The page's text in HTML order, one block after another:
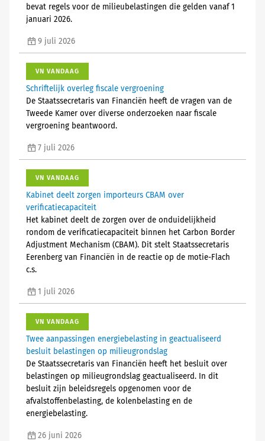
bevat regels voor de milieubelastingen die gelden vanaf 1
januari 2026.
9 juli 2026
VN VANDAAG
Schriftelijk overleg fiscale vergroening
De Staatssecretaris van Financiën heeft de vragen van de
Tweede Kamer over diverse onderzoeken naar fiscale
vergroening beantwoord.
7 juli 2026
VN VANDAAG
Kabinet deelt zorgen importeurs CBAM over
verificatiecapaciteit
Het kabinet deelt de zorgen over de onduidelijkheid
rondom de verificatiecapaciteit binnen het Carbon Border
Adjustment Mechanism (CBAM). Dit stelt Staatssecretaris
Eerenberg van Financiën in de reactie op de motie-Flach
c.s.
1 juli 2026
VN VANDAAG
Twee aanpassingen energiebelasting in geactualiseerd
besluit belastingen op milieugrondslag
De Staatssecretaris van Financiën heeft het besluit over
belastingen op milieugrondslag geactualiseerd. In dit
besluit zijn beleidsregels opgenomen voor de
afvalstoffenbelasting, de kolenbelasting en de
energiebelasting.
26 juni 2026